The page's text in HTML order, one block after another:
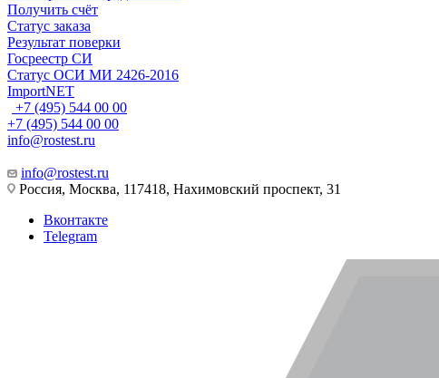
Получить счёт
Статус заказа
Результат поверки
Госреестр СИ
Статус ОСИ МИ 2426-2016
ImportNET
+7 (495) 544 00 00
+7 (495) 544 00 00
info@rostest.ru
info@rostest.ru
Россия, Москва, 117418, Нахимовский проспект, 31
Вконтакте
Telegram